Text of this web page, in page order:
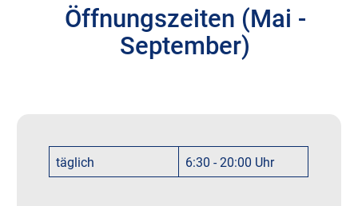
Öffnungszeiten (Mai -
September)
täglich 6:30 - 20:00 Uhr